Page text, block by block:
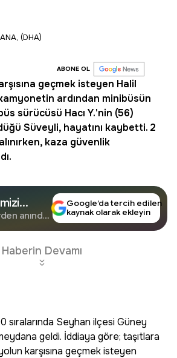
(DHA)
ABONE OL
geçmek isteyen Halil
ardından minibüsün
sürücüsü Hacı Y.'nin (56)
Süveyli, hayatını kaybetti. 2
kaza güvenlik
Takip
anında
Google’da tercih edilen
kaynak olarak ekleyin
Haberin Devamı
sıralarında Seyhan ilçesi Güney
geldi. İddiaya göre; taşıtlara
karşısına geçmek isteyen